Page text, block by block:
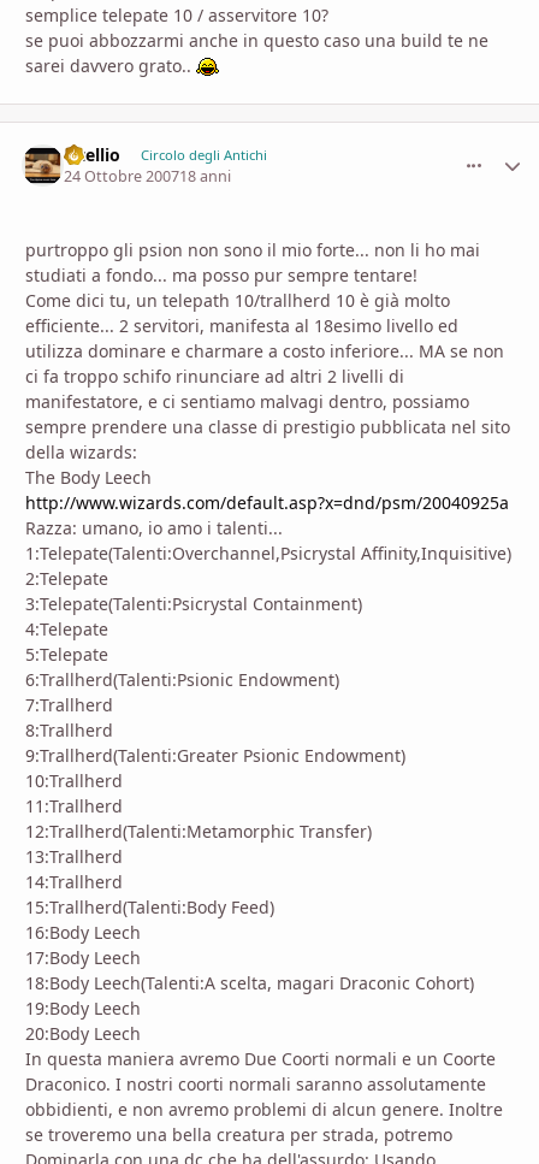
semplice telepate 10 / asservitore 10?
se puoi abbozzarmi anche in questo caso una build te ne
sarei davvero grato..
vitellio Circolo degli Antichi
24 Ottobre 200718 anni
purtroppo gli psion non sono il mio forte... non li ho mai
studiati a fondo... ma posso pur sempre tentare!
Come dici tu, un telepath 10/trallherd 10 è già molto
efficiente... 2 servitori, manifesta al 18esimo livello ed
utilizza dominare e charmare a costo inferiore... MA se non
ci fa troppo schifo rinunciare ad altri 2 livelli di
manifestatore, e ci sentiamo malvagi dentro, possiamo
sempre prendere una classe di prestigio pubblicata nel sito
della wizards:
The Body Leech
http://www.wizards.com/default.asp?x=dnd/psm/20040925a
Razza: umano, io amo i talenti...
1:Telepate(Talenti:Overchannel,Psicrystal Affinity,Inquisitive)
2:Telepate
3:Telepate(Talenti:Psicrystal Containment)
4:Telepate
5:Telepate
6:Trallherd(Talenti:Psionic Endowment)
7:Trallherd
8:Trallherd
9:Trallherd(Talenti:Greater Psionic Endowment)
10:Trallherd
11:Trallherd
12:Trallherd(Talenti:Metamorphic Transfer)
13:Trallherd
14:Trallherd
15:Trallherd(Talenti:Body Feed)
16:Body Leech
17:Body Leech
18:Body Leech(Talenti:A scelta, magari Draconic Cohort)
19:Body Leech
20:Body Leech
In questa maniera avremo Due Coorti normali e un Coorte
Draconico. I nostri coorti normali saranno assolutamente
obbidienti, e non avremo problemi di alcun genere. Inoltre
se troveremo una bella creatura per strada, potremo